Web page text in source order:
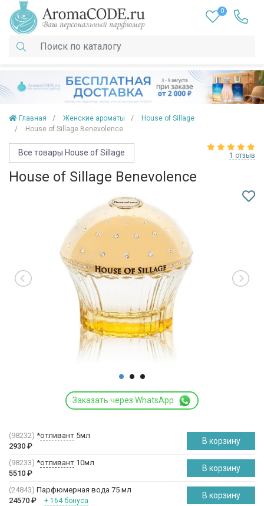
0
Главная Женские ароматы
House of Sillage
House of Sillage Benevolence
Все товары House of Sillage 1 отзыв
House of Sillage Benevolence
Заказать через WhatsApp
(98232) *отливант 5мл
2930 ₽
В корзину
(98233) *отливант 10мл
5510 ₽
В корзину
(24843) Парфюмерная вода 75 мл
24570 ₽ + 164 бонуса
В корзину